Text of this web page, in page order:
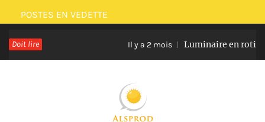
Passer
au
contenu
POSTES EN VEDETTE
Doit lire Il y a 2 mois Luminaire en rotin et